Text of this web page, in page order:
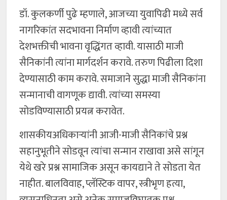
डॉ. कुलकर्णी पुढे म्हणाले, आजच्या युवापिढी मध्ये सर्व
नागरिकांत सदभावना निर्माण व्हावी त्यांच्यात
देशभक्तीची भावना वृद्धिंगत व्हावी. यासाठी माजी
सैनिकांनी त्यांना मार्गदर्शन करावे. तरुण पिढीला दिशा
देण्यासाठी काम करावे. समाजाने सुद्धा माजी सैनिकांना
सन्मानाची वागणूक द्यावी. त्यांच्या समस्या
सोडविण्यासाठी प्रयत्न करावेत.
शासकीयअधिकाऱ्यांनी आजी-माजी सैनिकांचे प्रश्न
सहानुभूतीने सोडवून त्यांचा सन्मान राखावा असे सांगून
येथे खरे प्रश्न सामाजिक असून कायद्याने ते सोडता येत
नाहीत. बालविवाह, प्लॅस्टिक वापर, स्त्रीभृण हत्या,